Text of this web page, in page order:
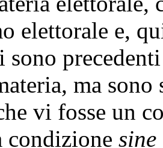
elettorale e,
sono
ma
vi fosse un
condizione